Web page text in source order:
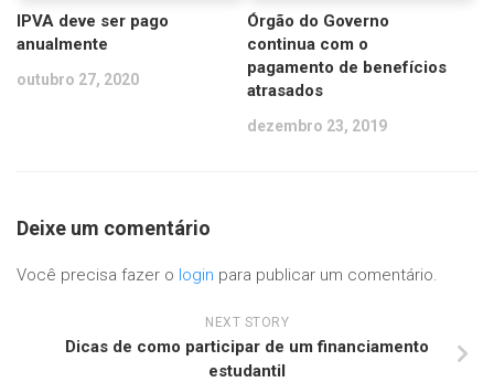
IPVA deve ser pago
anualmente
outubro 27, 2020
Órgão do Governo
continua com o
pagamento de benefícios
atrasados
dezembro 23, 2019
Deixe um comentário
Você precisa fazer o login para publicar um comentário.
NEXT STORY
Dicas de como participar de um financiamento
estudantil